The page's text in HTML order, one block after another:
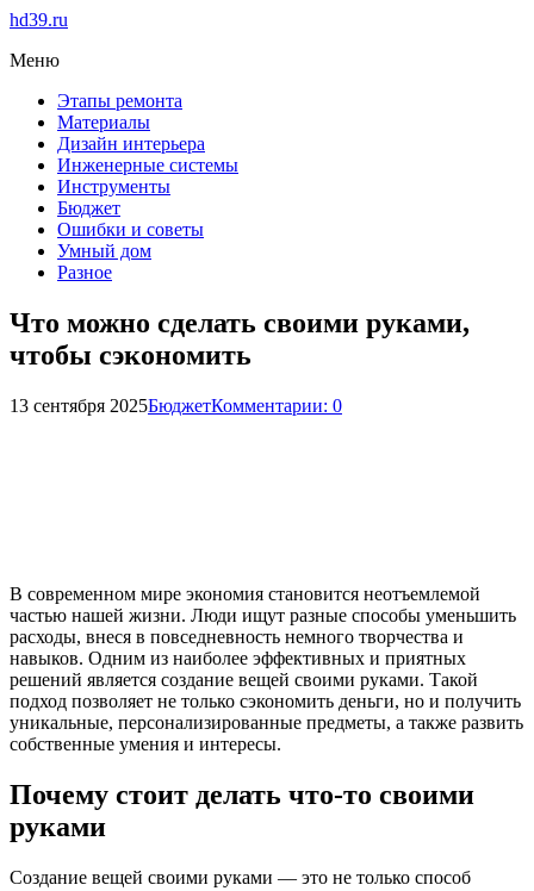
hd39.ru
Меню
Этапы ремонта
Материалы
Дизайн интерьера
Инженерные системы
Инструменты
Бюджет
Ошибки и советы
Умный дом
Разное
Что можно сделать своими руками,
чтобы сэкономить
13 сентября 2025БюджетКомментарии: 0
В современном мире экономия становится неотъемлемой
частью нашей жизни. Люди ищут разные способы уменьшить
расходы, внеся в повседневность немного творчества и
навыков. Одним из наиболее эффективных и приятных
решений является создание вещей своими руками. Такой
подход позволяет не только сэкономить деньги, но и получить
уникальные, персонализированные предметы, а также развить
собственные умения и интересы.
Почему стоит делать что-то своими
руками
Создание вещей своими руками — это не только способ